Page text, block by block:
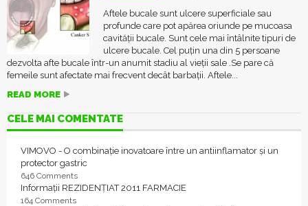
Aftele bucale sunt ulcere superficiale sau
profunde care pot apărea oriunde pe mucoasa
cavității bucale. Sunt cele mai întâlnite tipuri de
ulcere bucale. Cel puțin una din 5 persoane
dezvolta afte bucale într-un anumit stadiu al vieții sale .Se pare că
femeile sunt afectate mai frecvent decât barbații. Aftele...
READ MORE
CELE MAI COMENTATE
VIMOVO - O combinație inovatoare între un antiinflamator și un
protector gastric
646 Comments
Informații REZIDENȚIAT 2011 FARMACIE
164 Comments